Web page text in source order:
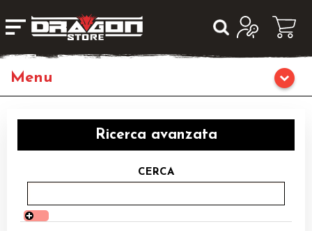
Giochi di Ruolo
Librigame
Editoria
Ricerca avanzata
CERCA